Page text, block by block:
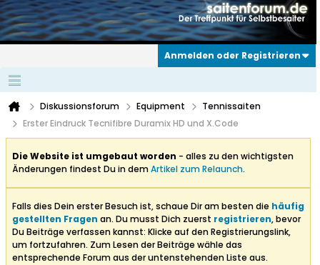
Anmelden oder Registrieren
Diskussionsforum Equipment
Tennissaiten
Erster Eindruck Tecnifibre Duramix HD und X.Code
Die Website ist umgebaut worden - alles zu den wichtigsten
Änderungen findest Du in demArtikel zum Relaunch.
Falls dies Dein erster Besuch ist, schaue Dir am besten die häufig
gestellten Fragen an. Du musst Dich zuerst registrieren, bevor
Du Beiträge verfassen kannst: Klicke auf den Registrierungslink,
um fortzufahren. Zum Lesen der Beiträge wähle das
entsprechende Forum aus der untenstehenden Liste aus.